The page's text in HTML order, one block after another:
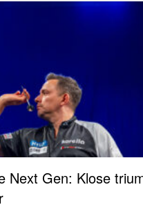
Next Gen: Klose